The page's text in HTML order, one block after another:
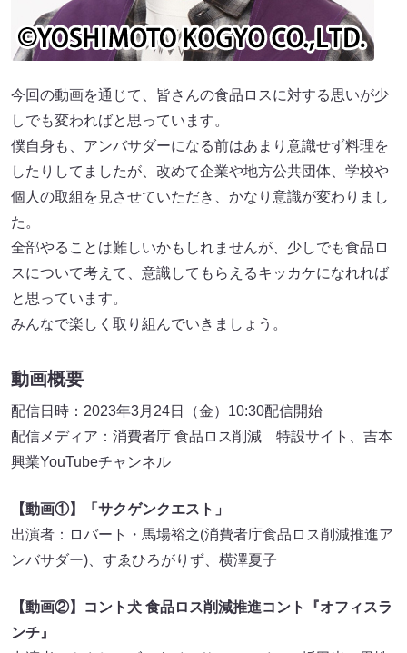
今回の動画を通じて、皆さんの食品ロスに対する思いが少
しでも変わればと思っています。
僕自身も、アンバサダーになる前はあまり意識せず料理を
したりしてましたが、改めて企業や地方公共団体、学校や
個人の取組を見させていただき、かなり意識が変わりまし
た。
全部やることは難しいかもしれませんが、少しでも食品ロ
スについて考えて、意識してもらえるキッカケになれれば
と思っています。
みんなで楽しく取り組んでいきましょう。
動画概要
配信日時：2023年3月24日（金）10:30配信開始
配信メディア：消費者庁 食品ロス削減 特設サイト、吉本
興業YouTubeチャンネル
【動画①】「サクゲンクエスト」
出演者：ロバート・馬場裕之(消費者庁食品ロス削減推進ア
ンバサダー)、すゑひろがりず、横澤夏子
【動画②】コント犬 食品ロス削減推進コント『オフィスラ
ンチ』